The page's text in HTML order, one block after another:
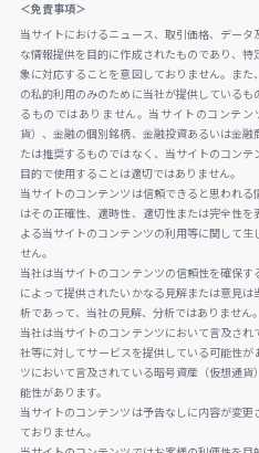
＜免責事項＞
当サイトにおけるニュース、取引価格、デー
な情報提供を目的に作成されたものであり、
象に対応することを意図しておりません。ま
の私的利用のみのために当社が提供している
るものではありません。当サイトのコンテ
貨）、金融の個別銘柄、金融投資あるいは金
たは推奨するものではなく、当サイトのコン
目的で使用することは適切ではありません。
当サイトのコンテンツは信頼できると思われ
はその正確性、適時性、適切性または完全性
よる当サイトのコンテンツの利用等に関して
せん。
当社は当サイトのコンテンツの信頼性を確保
によって提供されたいかなる見解または意見
析であって、当社の見解、分析ではありません。
当社は当サイトのコンテンツにおいて言及さ
社等に対してサービスを提供している可能性
ツにおいて言及されている暗号資産（仮想通
能性があります。
当サイトのコンテンツは予告なしに内容が変
ておりません。